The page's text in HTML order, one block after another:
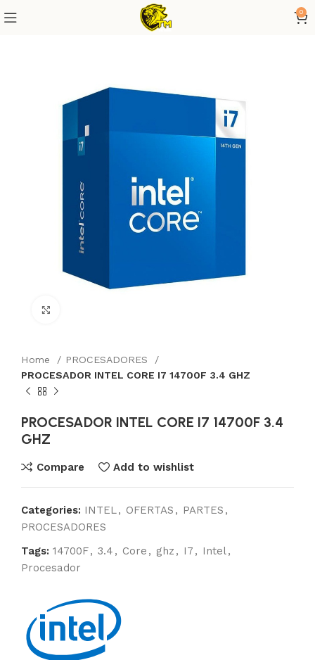
0
Home
PROCESADORES
PROCESADOR INTEL CORE I7 14700F 3.4 GHZ
PROCESADOR INTEL CORE I7 14700F 3.4
GHZ
Compare Add to wishlist
Categories: INTEL, OFERTAS , PARTES ,
PROCESADORES
Tags: 14700F, 3.4 , Core , ghz , I7 , Intel,
Procesador